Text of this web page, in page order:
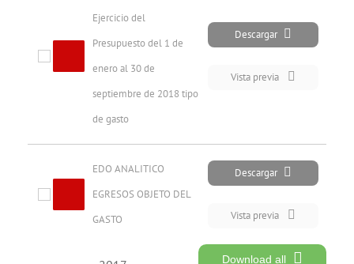
Ejercicio del
Presupuesto del 1 de
enero al 30 de
septiembre de 2018 tipo
de gasto
Descargar
Vista previa
EDO ANALITICO
EGRESOS OBJETO DEL
GASTO
Descargar
Vista previa
Download all